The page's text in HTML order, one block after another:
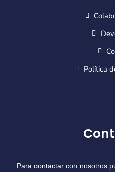
Política
Para contactar con nosotros